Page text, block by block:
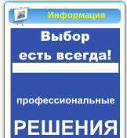
Информация